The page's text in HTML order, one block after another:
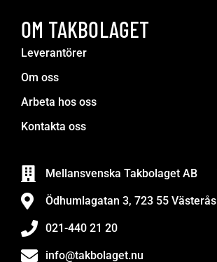
OM TAKBOLAGET
Leverantörer
Om oss
Arbeta hos oss
Kontakta oss
Mellansvenska Takbolaget AB
Ödhumlagatan 3, 723 55 Västerås
021-440 21 20
info@takbolaget.nu